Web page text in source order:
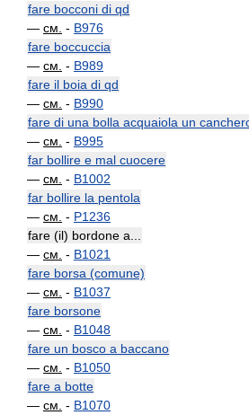
fare bocconi di qd
— см. - B976
fare boccuccia
— см. - B989
fare il boia di qd
— см. - B990
fare di una bolla acquaiola un
— см. - B995
far bollire e mal cuocere
— см. - B1002
far bollire la pentola
— см. - P1236
fare (il) bordone a...
— см. - B1021
fare borsa (comune)
— см. - B1037
fare borsone
— см. - B1048
fare un bosco a baccano
— см. - B1050
fare a botte
— см. - B1070